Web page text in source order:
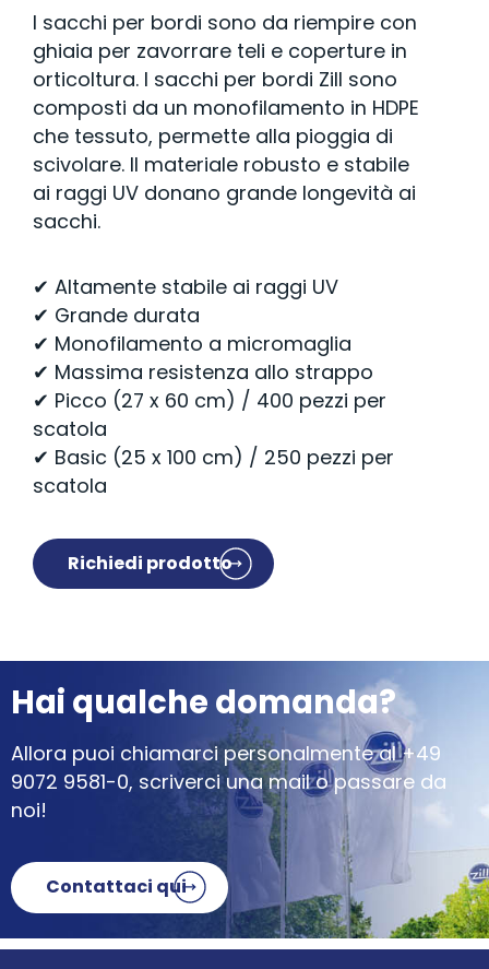
I sacchi per bordi sono da riempire con
ghiaia per zavorrare teli e coperture in
orticoltura. I sacchi per bordi Zill sono
composti da un monofilamento in HDPE
che tessuto, permette alla pioggia di
scivolare. Il materiale robusto e stabile
ai raggi UV donano grande longevità ai
sacchi.
✔ Altamente stabile ai raggi UV
✔ Grande durata
✔ Monofilamento a micromaglia
✔ Massima resistenza allo strappo
✔ Picco (27 x 60 cm) / 400 pezzi per
scatola
✔ Basic (25 x 100 cm) / 250 pezzi per
scatola
Richiedi prodotto
Hai qualche domanda?
Allora puoi chiamarci personalmente al+49
9072 9581-0, scriverci una mail o passare da
noi!
Contattaci qui